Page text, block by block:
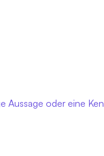
Aussage oder eine